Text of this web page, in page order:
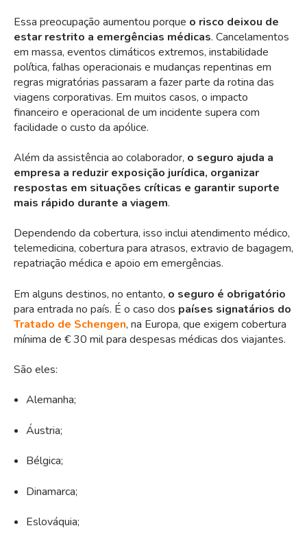
Essa preocupação aumentou porque o risco deixou de
estar restrito a emergências médicas. Cancelamentos
em massa, eventos climáticos extremos, instabilidade
política, falhas operacionais e mudanças repentinas em
regras migratórias passaram a fazer parte da rotina das
viagens corporativas. Em muitos casos, o impacto
financeiro e operacional de um incidente supera com
facilidade o custo da apólice.
Além da assistência ao colaborador, o seguro ajuda a
empresa a reduzir exposição jurídica, organizar
respostas em situações críticas e garantir suporte
mais rápido durante a viagem.
Dependendo da cobertura, isso inclui atendimento médico,
telemedicina, cobertura para atrasos, extravio de bagagem,
repatriação médica e apoio em emergências.
Em alguns destinos, no entanto, o seguro é obrigatório
para entrada no país. É o caso dos países signatários do
Tratado de Schengen, na Europa, que exigem cobertura
mínima de € 30 mil para despesas médicas dos viajantes.
São eles:
Alemanha;
Áustria;
Bélgica;
Dinamarca;
Eslováquia;